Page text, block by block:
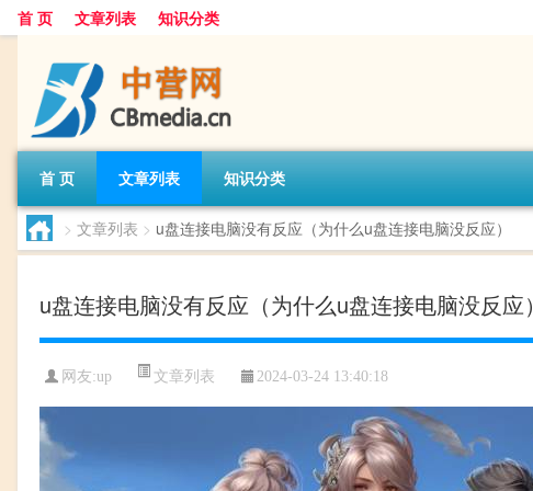
首 页 文章列表 知识分类
首 页 文章列表 知识分类
> 文章列表 > u盘连接电脑没有反应（为什么u盘连接电脑没反应）
u盘连接电脑没有反应（为什么u盘连接电脑没反应）
网友:up 文章列表 2024-03-24 13:40:18